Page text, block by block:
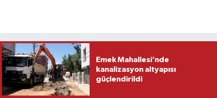
Emek Mahallesi’nde
kanalizasyon altyapısı
güçlendirildi